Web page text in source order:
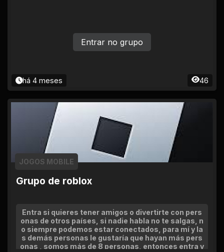
há 4 meses 46
Entrar no grupo
Grupo de roblox
JOGOS MOBILE
Entra si quieres tener amigos o divertirte con pers
onas de otros países, si nadie habla no te salgas, n
o siempre podemos estar conectados, para mí y la
s demás personas le gustaría que hayan más pers
onas , somos más de 8 personas, entonces entra y